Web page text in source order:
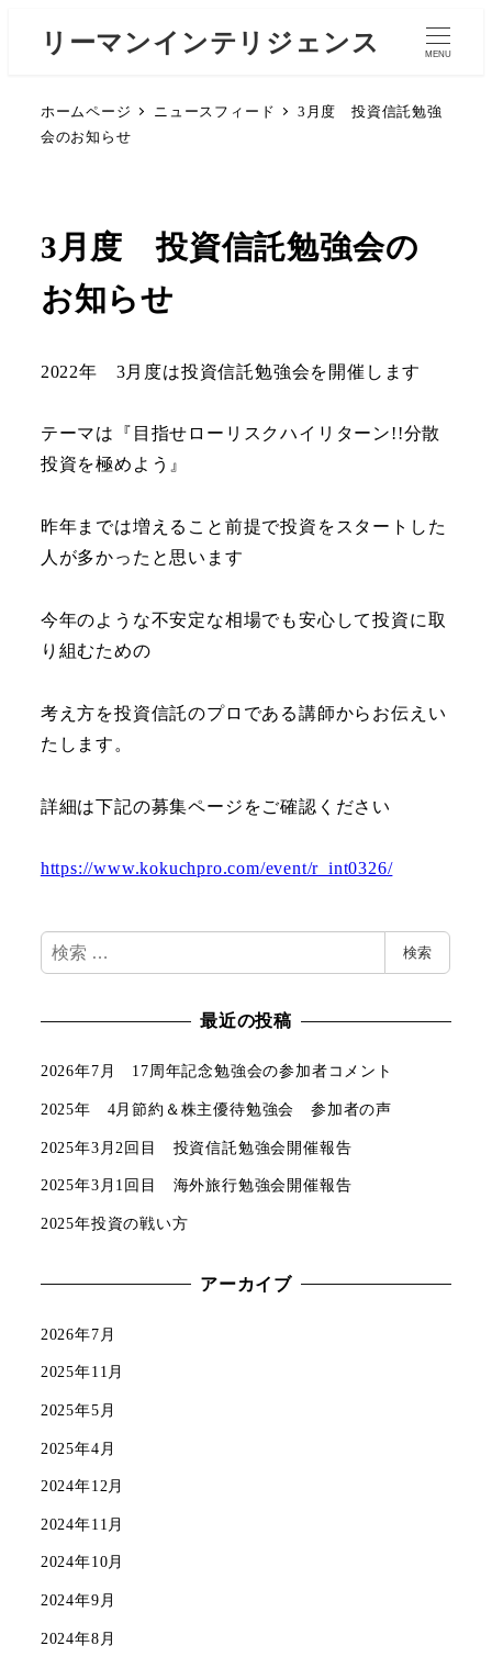
リーマンインテリジェンス MENU
ホームページ ニュースフィード
3月度 投資信託勉強
会のお知らせ
3月度 投資信託勉強会の
お知らせ
2022年 3月度は投資信託勉強会を開催します
テーマは『目指せローリスクハイリターン!!分散
投資を極めよう』
昨年までは増えること前提で投資をスタートした
人が多かったと思います
今年のような不安定な相場でも安心して投資に取
り組むための
考え方を投資信託のプロである講師からお伝えい
たします。
詳細は下記の募集ページをご確認ください
https://www.kokuchpro.com/event/r_int0326/
検
索
検索
最近の投稿
2026年7月 17周年記念勉強会の参加者コメント
2025年 4月節約＆株主優待勉強会 参加者の声
2025年3月2回目 投資信託勉強会開催報告
2025年3月1回目 海外旅行勉強会開催報告
2025年投資の戦い方
アーカイブ
2026年7月
2025年11月
2025年5月
2025年4月
2024年12月
2024年11月
2024年10月
2024年9月
2024年8月